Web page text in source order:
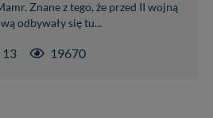
Znane z tego, że przed II wojną
odbywały się tu...
13 19670